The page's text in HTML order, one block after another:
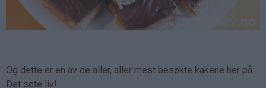
Og dette er en av de aller, aller mest besøkte kakene her på
Det søte liv!